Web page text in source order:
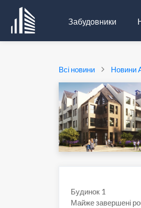
Забудовники
Всі новини Новини
Будинок 1
Майже завершені